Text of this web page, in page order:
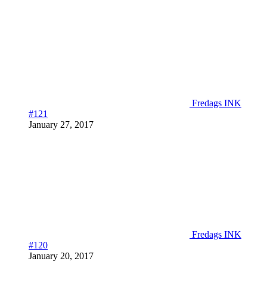
Fredags INK
#121
January 27, 2017
Fredags INK
#120
January 20, 2017